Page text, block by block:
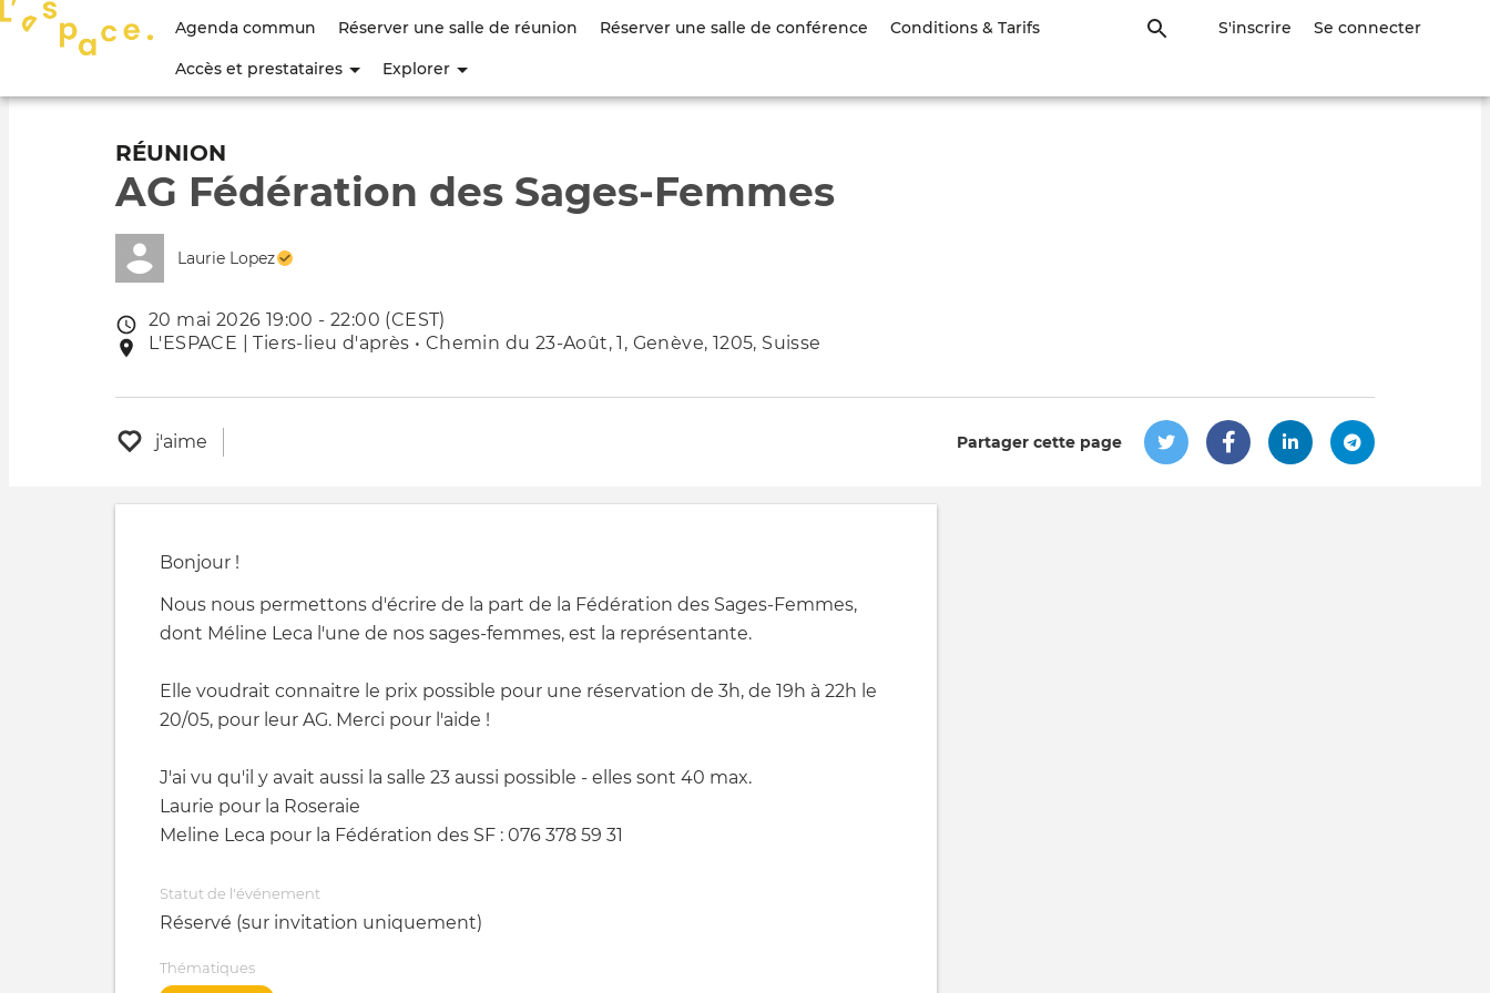
principal
Menu
compte
l'utilisateur
S'inscrire Se connecter
Agenda commun Réserver une salle de réunion Réserver une salle de conférence Conditions & Tarifs
Accès et prestataires Explorer
RÉUNION
AG Fédération des Sages-Femmes
Laurie Lopez
Date
de
20 mai 2026 19:00 - 22:00 (CEST)
Lieu
l'événement
L'ESPACE | Tiers-lieu d'après • Chemin du 23-Août, 1, Genève, 1205, Suisse
j'aime Partager cette page
Bonjour !
Nous nous permettons d'écrire de la part de la Fédération des Sages-Femmes,
dont Méline Leca l'une de nos sages-femmes, est la représentante.
Elle voudrait connaitre le prix possible pour une réservation de 3h, de 19h à 22h le
20/05, pour leur AG. Merci pour l'aide !
J'ai vu qu'il y avait aussi la salle 23 aussi possible - elles sont 40 max.
Laurie pour la Roseraie
Meline Leca pour la Fédération des SF : 076 378 59 31
Statut de l'événement
Réservé (sur invitation uniquement)
Thématiques